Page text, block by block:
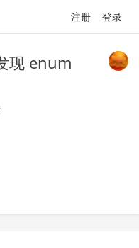
注册 登录
现 enum